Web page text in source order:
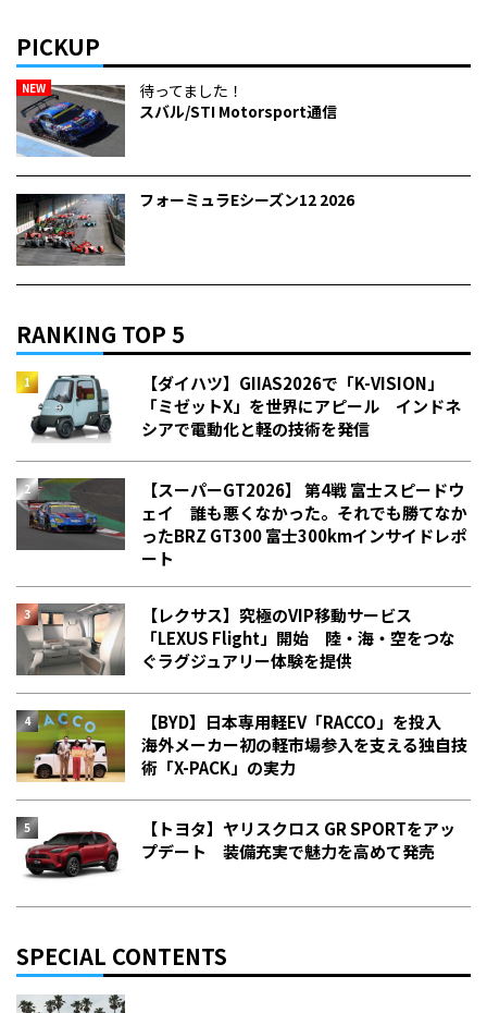
PICKUP
NEW
待ってました！
スバル/STI Motorsport通信
フォーミュラEシーズン12 2026
RANKING TOP 5
【ダイハツ】GIIAS2026で「K-VISION」
「ミゼットX」を世界にアピール インドネ
シアで電動化と軽の技術を発信
【スーパーGT2026】 第4戦 富士スピードウ
ェイ 誰も悪くなかった。それでも勝てなか
った――BRZ GT300 富士300kmインサイドレポ
ート
【レクサス】究極のVIP移動サービス
「LEXUS Flight」開始 陸・海・空をつな
ぐラグジュアリー体験を提供
【BYD】日本専用軽EV「RACCO」を投入
海外メーカー初の軽市場参入を支える独自技
術「X-PACK」の実力
【トヨタ】ヤリスクロス GR SPORTをアッ
プデート 装備充実で魅力を高めて発売
SPECIAL CONTENTS